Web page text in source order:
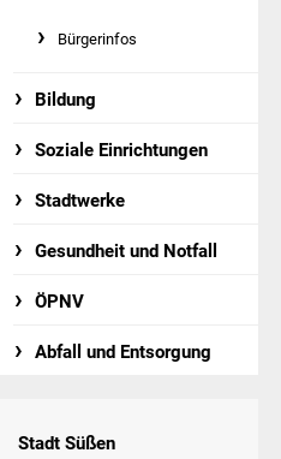
Bürgerinfos
Bildung
Soziale Einrichtungen
Stadtwerke
Gesundheit und Notfall
ÖPNV
Abfall und Entsorgung
Stadt Süßen